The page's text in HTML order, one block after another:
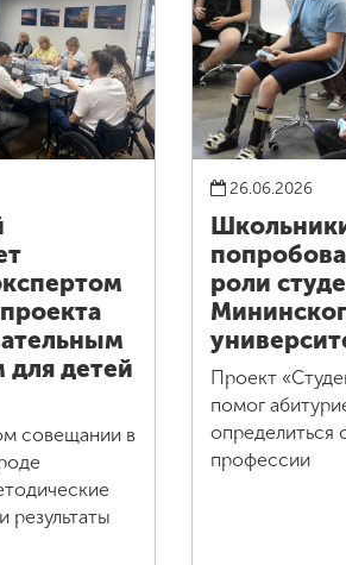
детей
совещании в
результаты
26.06.2026
роли
Проект
помог
определиться
профессии